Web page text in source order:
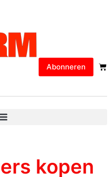
Abonneren
kopen